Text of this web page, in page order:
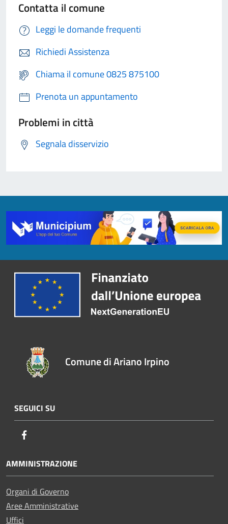
Contatta il comune
Leggi le domande frequenti
Richiedi Assistenza
Chiama il comune 0825 875100
Prenota un appuntamento
Problemi in città
Segnala disservizio
Comune di Ariano Irpino
SEGUICI SU
AMMINISTRAZIONE
Organi di Governo
Aree Amministrative
Uffici